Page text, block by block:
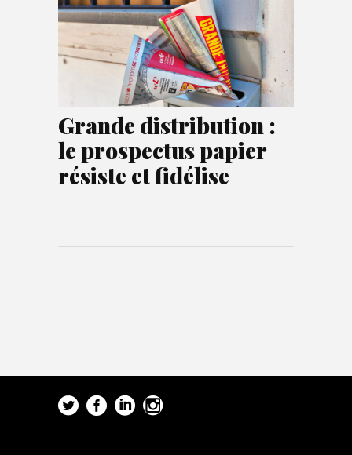
Grande distribution :
le prospectus papier
résiste et fidélise